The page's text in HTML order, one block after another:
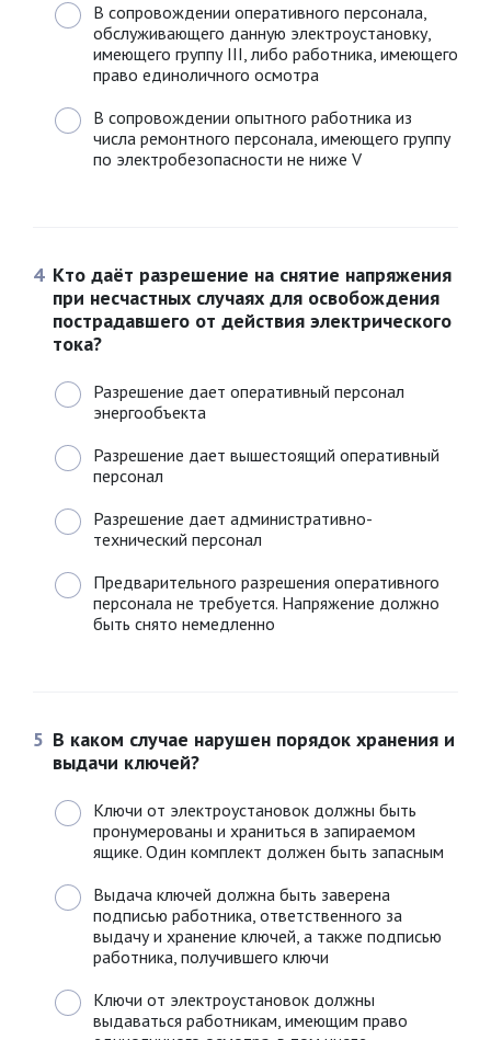
В сопровождении оперативного персонала,
обслуживающего данную электроустановку,
имеющего группу III, либо работника, имеющего
право единоличного осмотра
В сопровождении опытного работника из
числа ремонтного персонала, имеющего группу
по электробезопасности не ниже V
4 Кто даёт разрешение на снятие напряжения
при несчастных случаях для освобождения
пострадавшего от действия электрического
тока?
Разрешение дает оперативный персонал
энергообъекта
Разрешение дает вышестоящий оперативный
персонал
Разрешение дает административно-
технический персонал
Предварительного разрешения оперативного
персонала не требуется. Напряжение должно
быть снято немедленно
5 В каком случае нарушен порядок хранения и
выдачи ключей?
Ключи от электроустановок должны быть
пронумерованы и храниться в запираемом
ящике. Один комплект должен быть запасным
Выдача ключей должна быть заверена
подписью работника, ответственного за
выдачу и хранение ключей, а также подписью
работника, получившего ключи
Ключи от электроустановок должны
выдаваться работникам, имеющим право